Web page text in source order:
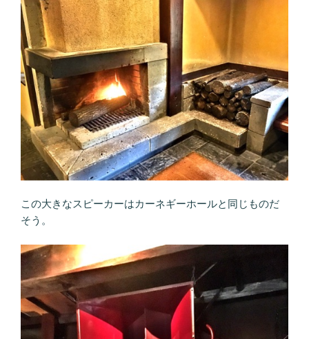
この大きなスピーカーはカーネギーホールと同じものだ
そう。